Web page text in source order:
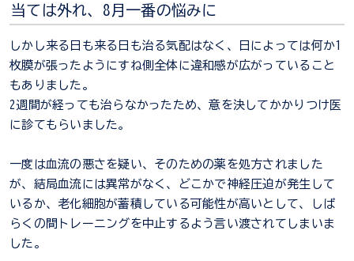
当ては外れ、8月一番の悩みに
しかし来る日も来る日も治る気配はなく、日によっては何か1
枚膜が張ったようにすね側全体に違和感が広がっていること
もありました。
2週間が経っても治らなかったため、意を決してかかりつけ医
に診てもらいました。
一度は血流の悪さを疑い、そのための薬を処方されました
が、結局血流には異常がなく、どこかで神経圧迫が発生して
いるか、老化細胞が蓄積している可能性が高いとして、しば
らくの間トレーニングを中止するよう言い渡されてしまいま
した。